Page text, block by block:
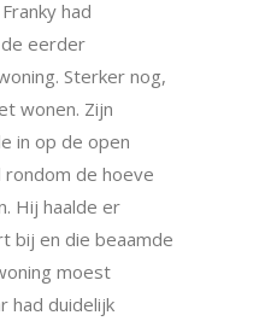
had
eerder
Sterker nog,
wonen. Zijn
in op de open
de hoeve
Hij haalde er
bij en die beaamde
moest
had duidelijk